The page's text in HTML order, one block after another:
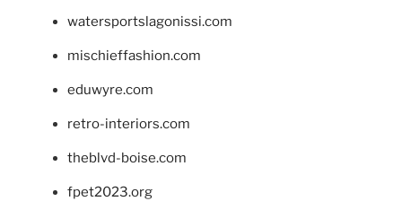
watersportslagonissi.com
mischieffashion.com
eduwyre.com
retro-interiors.com
theblvd-boise.com
fpet2023.org